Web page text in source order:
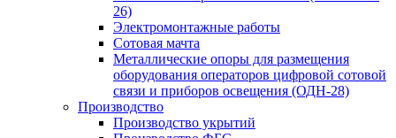
26)
Электромонтажные работы
Сотовая мачта
Металлические опоры для размещения
оборудования операторов цифровой сотовой
связи и приборов освещения (ОДН-28)
Производство
Производство укрытий